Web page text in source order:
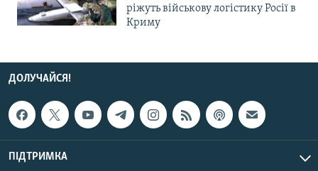
ріжуть військову логістику Росії в
Криму
ДОЛУЧАЙСЯ!
ПІДТРИМКА